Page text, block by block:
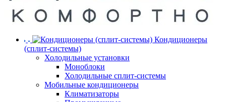
Кондиционеры
(сплит-системы)
Холодильные установки
Моноблоки
Холодильные сплит-системы
Мобильные кондиционеры
Климатизаторы